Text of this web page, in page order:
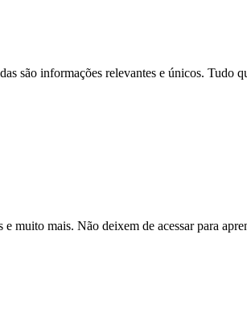
são informações relevantes e únicos. Tudo
muito mais. Não deixem de acessar para